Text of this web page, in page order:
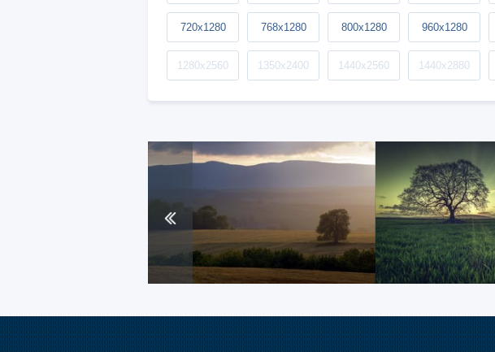
720x1280 768x1280 800x1280 960x1280
1280x2560 1350x2400 1440x2560 1440x2880